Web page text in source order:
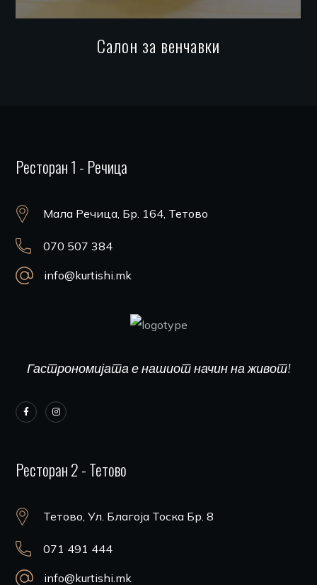
Салон за венчавки
Ресторан 1 - Речица
Мала Речица, Бр. 164, Тетово
070 507 384
info@kurtishi.mk
Гастрономијата е нашиот начин на живот!
Ресторан 2 - Тетово
Тетово, Ул. Благоја Тоска Бр. 8
071 491 444
info@kurtishi.mk